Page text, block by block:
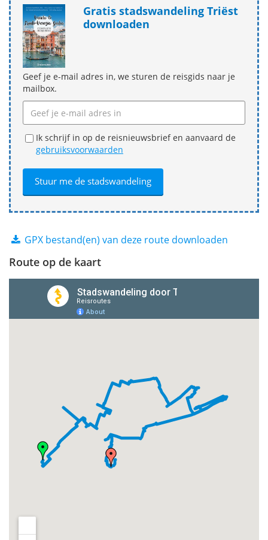
Gratis stadswandeling Triëst
downloaden
Geef je e-mail adres in, we sturen de reisgids naar je
mailbox.
Ik schrijf in op de reisnieuwsbrief en aanvaard de
gebruiksvoorwaarden
GPX bestand(en) van deze route downloaden
Route op de kaart